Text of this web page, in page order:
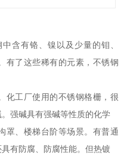
含有铬、镍以及少量的钼、
有了这些稀有的元素，不锈钢
化工厂使用的不锈钢格栅，很
强碱具有强碱等性质的化学
罩、楼梯台阶等场景。有普通
有防腐、防腐性能。但热镀